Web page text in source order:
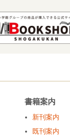
書籍案内
新刊案内
既刊案内